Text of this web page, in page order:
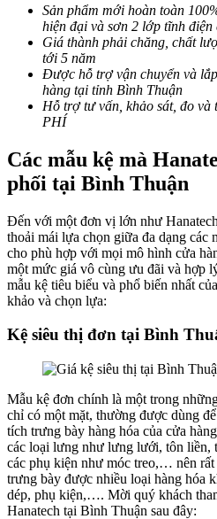
Sản phẩm mới hoàn toàn
hiện đại và sơn 2 lớp tĩnh điện
Giá thành phải chăng, chất
tới 5 năm
Được hỗ trợ vận chuyển và
hàng tại tỉnh Bình Thuận
Hỗ trợ tư vấn, khảo sát, đo
PHÍ
Các mẫu kệ mà
phối tại Bình Thuận
Đến với một đơn vị lớn như
thoải mái lựa chọn giữa đa dạng các
cho phù hợp với mọi mô hình cửa
một mức giá vô cùng ưu đãi và hợp
mẫu kệ tiêu biểu và phổ biến nhất
khảo và chọn lựa:
Kệ siêu thị đơn tại Bình
Mẫu kệ đơn chính là một trong
chỉ có một mặt, thường được dùng
tích trưng bày hàng hóa của cửa
các loại lưng như lưng lưới, tôn liền,
các phụ kiện như móc treo,… nên
trưng bày được nhiều loại hàng hóa
dép, phụ kiện,…. Mời quý khách
Hanatech tại Bình Thuận sau đây: